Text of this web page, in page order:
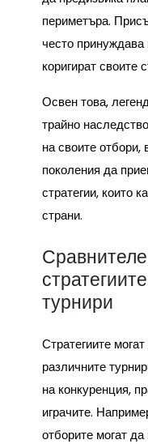
периметъра.
често принуждава
коригират своите
Освен това,
трайно
на своите
поколения да
стратегии, които
страни.
турнири
Стратегиите
различните
на конкуренция,
играчите.
отборите могат